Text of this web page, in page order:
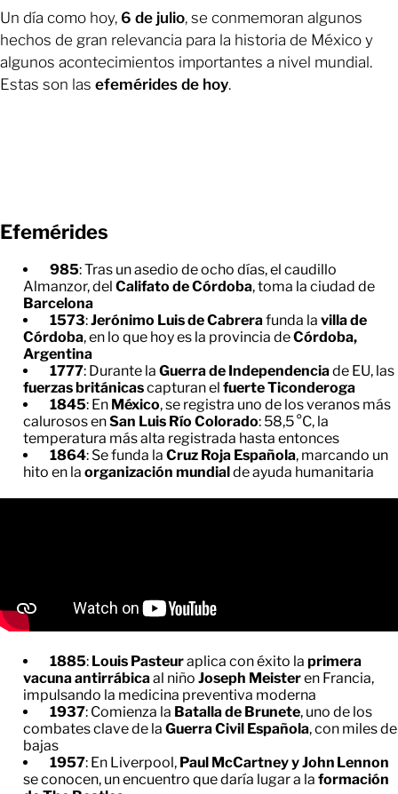
Un día como hoy, 6 de julio, se conmemoran algunos
hechos de gran relevancia para la historia de México y
algunos acontecimientos importantes a nivel mundial.
Estas son las efemérides de hoy.
Efemérides
985: Tras un asedio de ocho días, el caudillo
Almanzor, del Califato de Córdoba, toma la ciudad de
Barcelona
1573:Jerónimo Luis de Cabrerafunda la villa de
Córdoba, en lo que hoy es la provincia deCórdoba,
Argentina
1777: Durante la Guerra de Independenciade EU, las
fuerzas británicascapturan el fuerte Ticonderoga
1845: En México, se registra uno de los veranos más
calurosos enSan Luis Río Colorado: 58,5 °C, la
temperatura más alta registrada hasta entonces
1864: Se funda la Cruz Roja Española, marcando un
hito en la organización mundialde ayuda humanitaria
1885: Louis Pasteuraplica con éxito la primera
vacuna antirrábicaal niño Joseph Meisteren Francia,
impulsando la medicina preventiva moderna
1937: Comienza la Batalla de Brunete, uno de los
combates clave de la Guerra Civil Española, con miles de
bajas
1957: En Liverpool, Paul McCartney y John Lennon
se conocen, un encuentro que daría lugar a la formación